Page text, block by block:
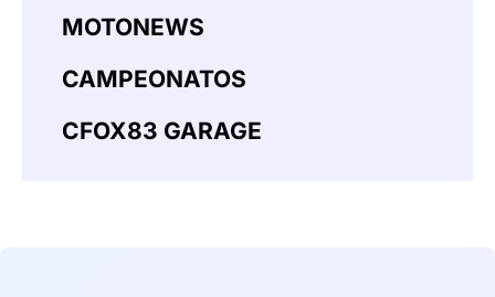
MOTONEWS
CAMPEONATOS
CFOX83 GARAGE